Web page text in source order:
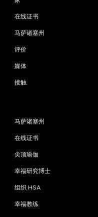
在线证书
马萨诸塞州
评价
媒体
接触
马萨诸塞州
在线证书
尖顶瑜伽
幸福研究博士
组织 HSA
幸福教练